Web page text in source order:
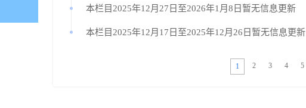
本栏目2025年12月27日至2026年1月8日暂无信息更新
本栏目2025年12月17日至2025年12月26日暂无信息更新
1 2 3 4 5